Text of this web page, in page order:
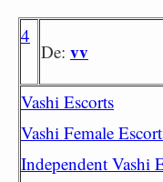
4
De: vv
Vashi Escorts
Vashi Female
Independent Vashi